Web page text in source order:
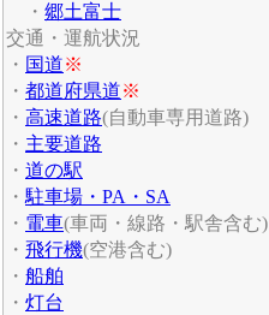
・ 郷土富士
交通・運航状況
・ 国道※
・ 都道府県道※
・ 高速道路(自動車専用道路)
・ 主要道路
・ 道の駅
・駐車場・PA・SA
・ 電車(車両・線路・駅舎含む)
・ 飛行機(空港含む)
・ 船舶
・ 灯台